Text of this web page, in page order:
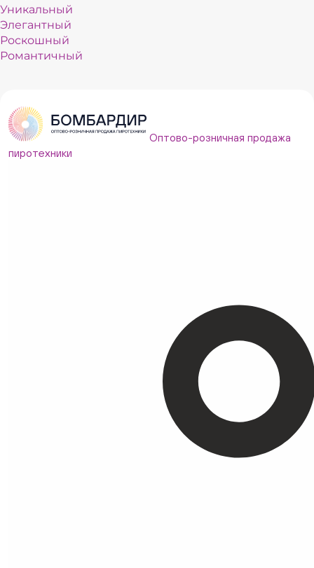
Уникальный
Элегантный
Роскошный
Романтичный
Оптово-розничная продажа
пиротехники